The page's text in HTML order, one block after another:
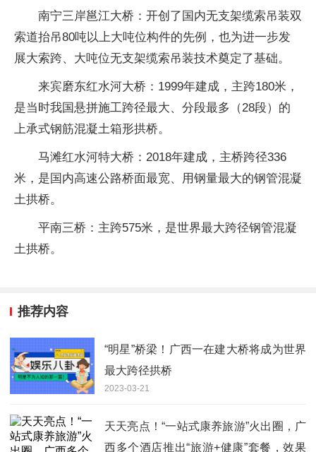
南宁三岸邕江大桥：开创了国内无支架缆索吊装双
索道抬吊80吨以上大吨位构件的先例，也为进一步发
展大索跨、大吨位无支架缆索吊装技术奠定了基础。
来宾磨东红水河大桥：1999年建成，主跨180米，
是当时我国悬拼施工跨径最大、分段最多（28段）的
上承式钢筋混凝土箱形拱桥。
马滩红水河特大桥：2018年建成，主桥跨径336
米，是国内高速公路桥面最宽、用钢量最大的钢管混凝
土拱桥。
平南三桥：主跨575米，是世界最大跨径钢管混凝
土拱桥。
推荐内容
“明星”桥梁！广西一在建大桥将成为世界
最大跨径拱桥
2023-03-21
天天亮点！“一站式康养旅游”火出圈，广
西多个酒店推出“旅游+健康”套餐，效果